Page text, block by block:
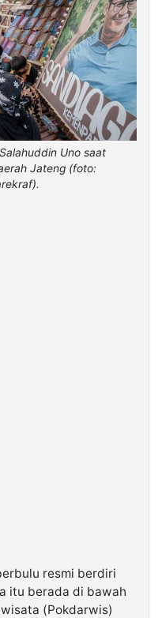
Uno saat
Jateng (foto:
resmi berdiri
itu berada di bawah
(Pokdarwis)